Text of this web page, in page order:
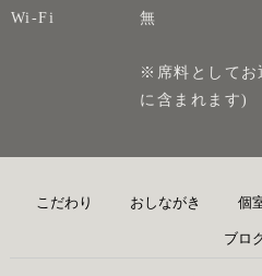
Wi-Fi
無
※席料としてお
に含まれます)
こだわり おしながき 個
ブロ